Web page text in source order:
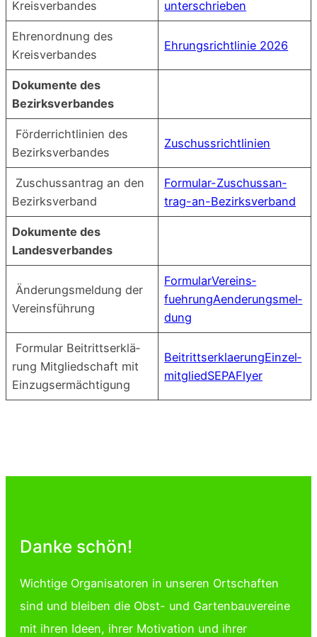
Kreisverbandes
unterschrieben
Ehren­ord­nung des
Kreisverbandes
Ehrungs­richt­li­nie 2026
Doku­men­te des
Bezirksverbandes
För­der­richt­li­ni­en des
Bezirksverbandes
Zuschuss­richt­li­ni­en
Zuschuss­an­trag an den
Bezirksverband
For­mu­lar-Zuschuss­an­
trag-an-Bezirks­ver­band
Doku­men­te des
Landesverbandes
Ände­rungs­mel­dung der
Vereinsführung
For­mu­lar­Ver­eins­
fuehrung­Aen­de­rungs­mel­
dung
For­mu­lar Bei­tritts­er­klä­
rung Mit­glied­schaft mit
Einzugsermächtigung
Bei­tritts­er­klae­rung­Ein­zel­
mit­glied­SE­PA­Fly­er
Danke schön!
Wichtige Organisatoren in unseren Ortschaften
sind und bleiben die Obst- und Gartenbauvereine
mit ihren Ideen, ihrer Motivation und ihrer